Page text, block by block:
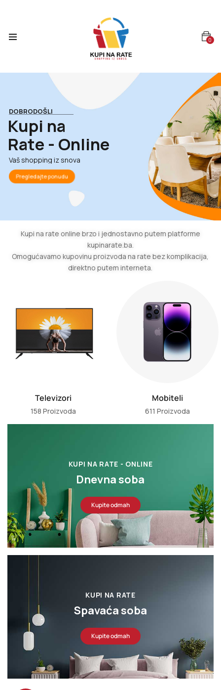
0
Kupi na
Rate - Online
DOBRODOŠLI
Vaš shopping iz snova
Pregledajte ponudu
Kupi na rate online brzo i jednostavno putem platforme
kupinarate.ba.
Omogućavamo kupovinu proizvoda na rate bez komplikacija,
direktno putem interneta.
Televizori
158 Proizvoda
Mobiteli
611 Proizvoda
KUPI NA RATE - ONLINE
Dnevna soba
Kupite odmah
KUPI NA RATE
Spavaća soba
Kupite odmah